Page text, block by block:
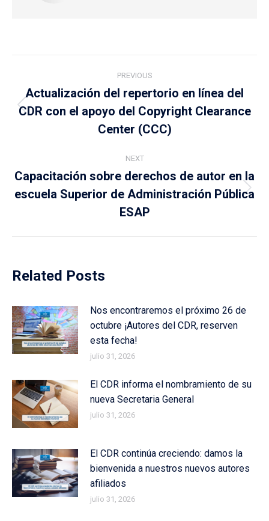
navigation
PREVIOUS
Previous
post:
Actualización del repertorio en línea del
CDR con el apoyo del Copyright Clearance
Center (CCC)
NEXT
Next
post:
Capacitación sobre derechos de autor en la
escuela Superior de Administración Pública
ESAP
Related Posts
Nos encontraremos el próximo 26 de
octubre ¡Autores del CDR, reserven
esta fecha!
julio 31, 2026
El CDR informa el nombramiento de su
nueva Secretaria General
julio 31, 2026
El CDR continúa creciendo: damos la
bienvenida a nuestros nuevos autores
afiliados
julio 31, 2026